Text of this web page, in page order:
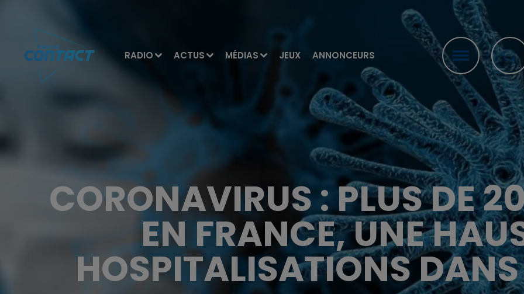
RADIO ACTUS MÉDIAS JEUX ANNONCEURS
CORONAVIRUS : PLUS DE
EN FRANCE, UNE
HOSPITALISATIONS